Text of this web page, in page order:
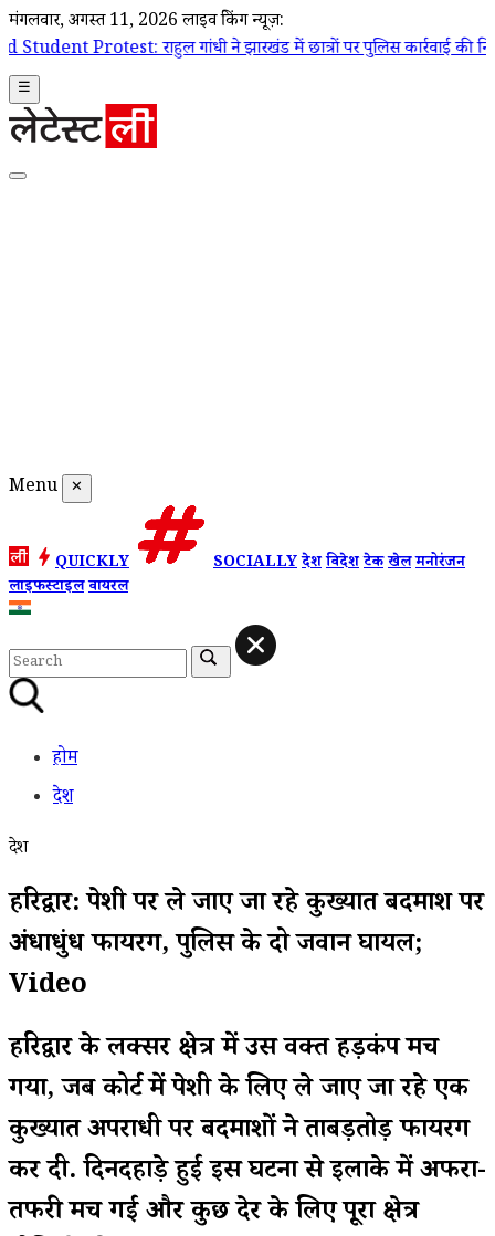
मंगलवार, अगस्त 11, 2026 लाइव ब्रेकिंग न्यूज़:
राहुल गांधी ने झारखंड में छात्रों पर पुलिस कार्रवाई की निंदा की, सरकार से
☰
Menu ✕
QUICKLY SOCIALLYदेशविदेशटेकखेलमनोरंजन
लाइफस्टाइलवायरल
होम
देश
देश
हरिद्वार: पेशी पर ले जाए जा रहे कुख्यात बदमाश पर
अंधाधुंध फायरिंग, पुलिस के दो जवान घायल;
Video
हरिद्वार के लक्सर क्षेत्र में उस वक्त हड़कंप मच
गया, जब कोर्ट में पेशी के लिए ले जाए जा रहे एक
कुख्यात अपराधी पर बदमाशों ने ताबड़तोड़ फायरिंग
कर दी. दिनदहाड़े हुई इस घटना से इलाके में अफरा-
तफरी मच गई और कुछ देर के लिए पूरा क्षेत्र